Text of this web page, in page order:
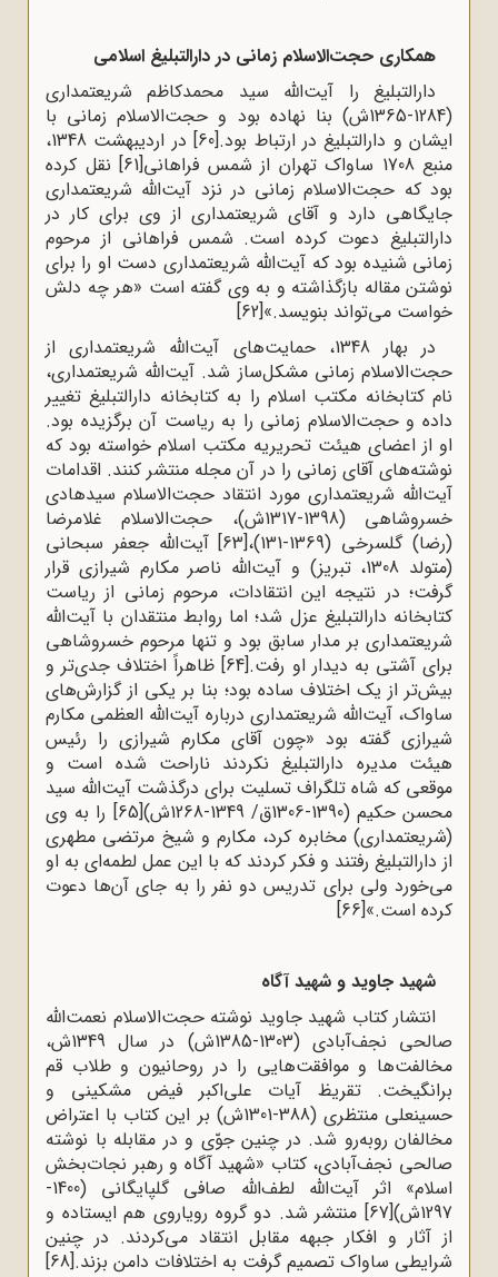
همکاری حجت‌الاسلام زمانی در دارالتبلیغ اسلامی
دارالتبلیغ را آیت‌الله سید محمدکاظم شریعتمداری
(1284-1365ش) بنا نهاده بود و حجت‌الاسلام زمانی با
ایشان و دارالتبلیغ در ارتباط بود.[60]
در اردیبهشت 1348،
منبع 1708 ساواک تهران از شمس فراهانی
[61]
نقل کرده
بود که حجت‌الاسلام زمانی در نزد آیت‌الله شریعتمداری
جایگاهی دارد و آقای شریعتمداری از وی برای کار در
دارالتبلیغ دعوت کرده است. شمس فراهانی از مرحوم
زمانی شنیده بود که آیت‌الله شریعتمداری دست او را برای
نوشتن مقاله بازگذاشته و به وی گفته است «هر چه دلش
خواست می‌تواند بنویسد.»[62]
در بهار 1348، حمایت‌های آیت‌الله شریعتمداری از
حجت‌الاسلام زمانی مشکل‌ساز شد. آیت‌الله شریعتمداری،
نام کتابخانه مکتب اسلام را به کتابخانه دارالتبلیغ تغییر
داده و حجت‌الاسلام زمانی را به ریاست آن برگزیده بود.
او از اعضای هیئت تحریریه مکتب اسلام خواسته بود که
نوشته‌های آقای زمانی را در آن مجله منتشر کنند. اقدامات
آیت‌الله شریعتمداری مورد انتقاد حجت‌الاسلام سیدهادی
خسروشاهی (1398-1317ش)، حجت‌الاسلام غلامرضا
(رضا) گلسرخی (1369-131)،
[63]
آیت‌الله جعفر سبحانی
(متولد 1308، تبریز) و آیت‌الله ناصر مکارم شیرازی قرار
گرفت؛ در نتیجه این انتقادات، مرحوم زمانی از ریاست
کتابخانه دارالتبلیغ عزل شد؛ اما روابط منتقدان با آیت‌الله
شریعتمداری بر مدار سابق بود و تنها مرحوم خسروشاهی
برای آشتی به دیدار او رفت.[64]
ظاهراً اختلاف جدی‌تر و
بیش‌تر از یک اختلاف ساده بود؛ بنا بر یکی از گزارش‌های
ساواک، آیت‌الله شریعتمداری درباره آیت‌الله العظمی مکارم
شیرازی گفته بود «چون آقای مکارم شیرازی را رئیس
هیئت مدیره دارالتبلیغ نکردند ناراحت شده است و
موقعی که شاه تلگراف تسلیت برای درگذشت آیت‌الله سید
محسن حکیم (1390-1306ق/ 1349-1268ش)
[65]
را به وی
(شریعتمداری) مخابره کرد، مکارم و شیخ مرتضی مطهری
از دارالتبلیغ رفتند و فکر کردند که با این عمل لطمه‌ای به او
می‌خورد ولی برای تدریس دو نفر را به جای آن‌ها دعوت
کرده است.»[66]
شهید جاوید و شهید آگاه
انتشار کتاب شهید جاوید نوشته حجت‌الاسلام نعمت‌الله
صالحی نجف‌آبادی (1303-1385ش) در سال 1349ش،
مخالفت‌ها و موافقت‌هایی را در روحانیون و طلاب قم
برانگیخت. تقریظ آیات علی‌اکبر فیض مشکینی و
حسینعلی منتظری (388-1301ش) بر این کتاب با اعتراض
مخالفان روبه‌رو شد. در چنین جوّی و در مقابله با نوشته
صالحی نجف‌آبادی، کتاب «شهید آگاه و رهبر نجات‌بخش
اسلام» اثر آیت‌الله لطف‌الله صافی گلپایگانی (1400-
1297ش)
[67]
منتشر شد. دو گروه رویاروی هم ایستاده و
از آثار و افکار جبهه مقابل انتقاد می‌کردند. در چنین
شرایطی ساواک تصمیم گرفت به اختلافات دامن بزند.[68]